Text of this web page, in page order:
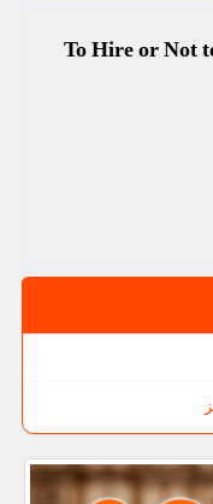
To Hire or Not